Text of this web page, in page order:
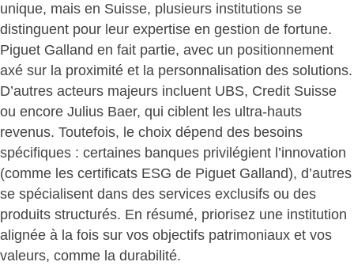
unique, mais en Suisse, plusieurs institutions se
distinguent pour leur expertise en gestion de fortune.
Piguet Galland en fait partie, avec un positionnement
axé sur la proximité et la personnalisation des solutions.
D’autres acteurs majeurs incluent UBS, Credit Suisse
ou encore Julius Baer, qui ciblent les ultra-hauts
revenus. Toutefois, le choix dépend des besoins
spécifiques : certaines banques privilégient l’innovation
(comme les certificats ESG de Piguet Galland), d’autres
se spécialisent dans des services exclusifs ou des
produits structurés. En résumé, priorisez une institution
alignée à la fois sur vos objectifs patrimoniaux et vos
valeurs, comme la durabilité.